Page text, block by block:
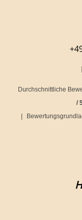
Durchschnittliche
/